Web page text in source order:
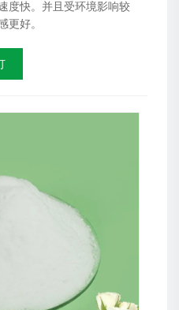
度快。并且受环境影响较
更好。